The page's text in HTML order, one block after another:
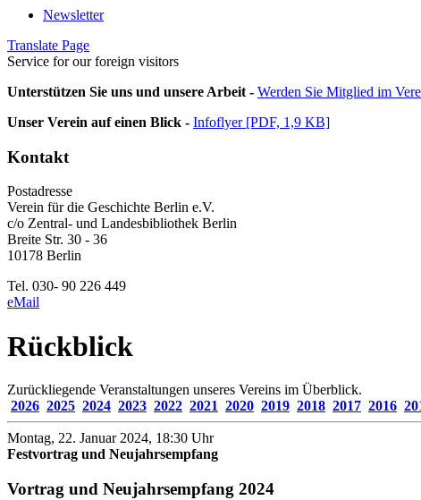
Newsletter
Translate Page
Service for our foreign visitors
Unterstützen Sie uns und unsere Arbeit - Werden Sie Mitglied im
Unser Verein auf einen Blick - Infoflyer [PDF, 1,9 KB]
Kontakt
Postadresse
Verein für die Geschichte Berlin e.V.
c/o Zentral- und Landesbibliothek Berlin
Breite Str. 30 - 36
10178 Berlin
Tel. 030- 90 226 449
eMail
Rückblick
Zurückliegende Veranstaltungen unseres Vereins im Überblick.
2026 2025 2024 2023 2022 2021 2020 2019 2018 2017 2016
Montag, 22. Januar 2024, 18:30 Uhr
Festvortrag und Neujahrsempfang
Vortrag und Neujahrsempfang 2024